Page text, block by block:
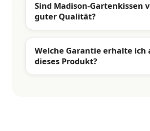
Sind Madison-Gartenkissen
guter Qualität?
Welche Garantie erhalte ich
dieses Produkt?